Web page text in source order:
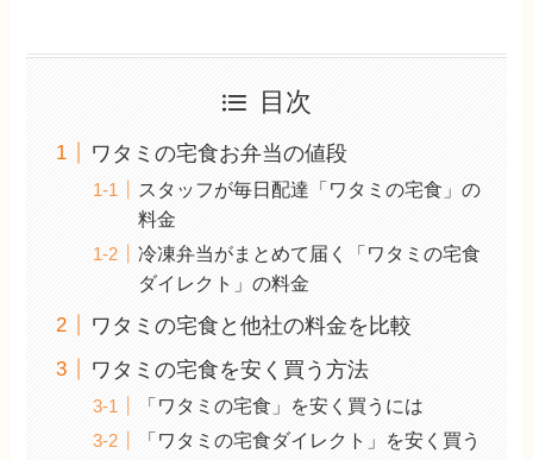
目次
ワタミの宅食お弁当の値段
スタッフが毎日配達「ワタミの宅食」の
料金
冷凍弁当がまとめて届く「ワタミの宅食
ダイレクト」の料金
ワタミの宅食と他社の料金を比較
ワタミの宅食を安く買う方法
「ワタミの宅食」を安く買うには
「ワタミの宅食ダイレクト」を安く買う